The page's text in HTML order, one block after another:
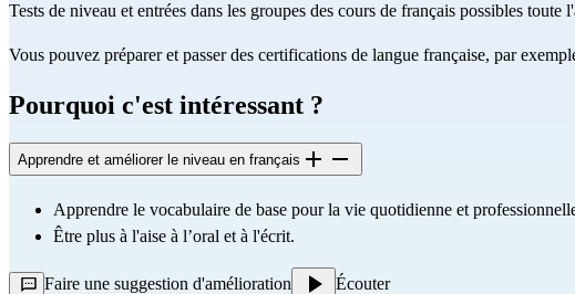
Tests de niveau et entrées dans les groupes des cours de français possibles toute
Vous pouvez préparer et passer des certifications de langue française, par
Pourquoi c'est intéressant ?
Apprendre et améliorer le niveau en français
Apprendre le vocabulaire de base pour la vie quotidienne et
Être plus à l'aise à l’oral et à l'écrit.
Faire une suggestion d'amélioration Écouter